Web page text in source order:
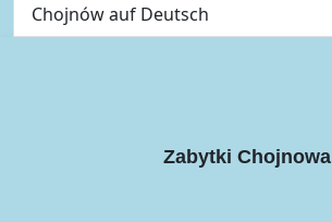
Chojnów auf Deutsch
Zabytki Chojnowa